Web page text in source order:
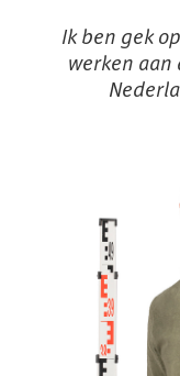
Ik ben gek
werken